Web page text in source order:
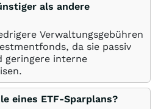
als andere
Verwaltungsgebühren
da sie passiv
geringere interne
eines ETF-Sparplans?